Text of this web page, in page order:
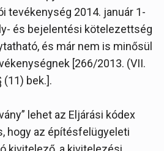
tevékenység 2014. január 1-
és bejelentési kötelezettség
és már nem is minősül
[266/2013. (VII.
(11) bek.].
lehet az Eljárási kódex
hogy az építésfelügyeleti